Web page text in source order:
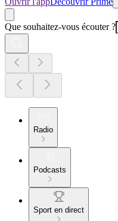
Que souhaitez-vous écouter ?
Radio
Podcasts
Sport en direct